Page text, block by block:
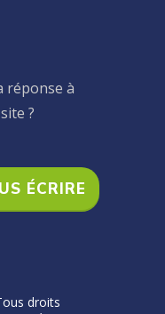
réponse à
?
ÉCRIRE
droits